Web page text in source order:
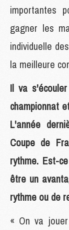
importantes
gagner les
individuelle
la meilleure
Il va
championnat
L'année
Coupe de
rythme. Est-
être un
rythme ou de
« On va